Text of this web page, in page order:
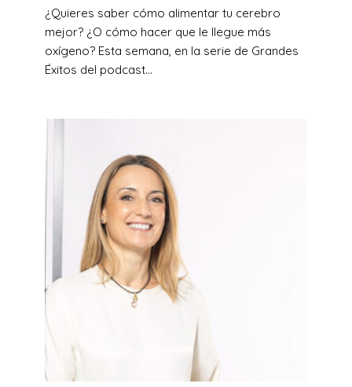
¿Quieres saber cómo alimentar tu cerebro
mejor? ¿O cómo hacer que le llegue más
oxígeno? Esta semana, en la serie de Grandes
Éxitos del podcast...